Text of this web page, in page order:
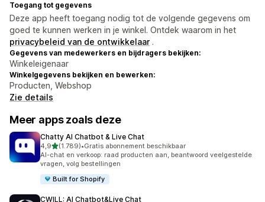
Toegang tot gegevens
Deze app heeft toegang nodig tot de volgende gegevens om
goed te kunnen werken in je winkel. Ontdek waarom in het
privacybeleid van de ontwikkelaar .
Gegevens van medewerkers en bijdragers bekijken:
Winkeleigenaar
Winkelgegevens bekijken en bewerken:
Producten, Webshop
Zie details
Meer apps zoals deze
Chatty AI Chatbot & Live Chat
4,9van 5 sterren
(1.789)
1789 recensies in totaal
•Gratis abonnement beschikbaar
AI-chat en verkoop: raad producten aan, beantwoord veelgestelde
vragen, volg bestellingen
Built for Shopify
CWILL: AI Chatbot&Live Chat